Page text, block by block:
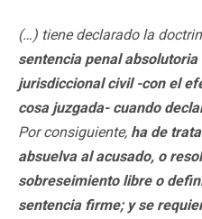
(…) tiene declarado la
sentencia penal
jurisdiccional civil -con el
cosa juzgada- cuando
Por consiguiente, ha de
absuelva al acusado, o
sobreseimiento libre o
sentencia firme; y se